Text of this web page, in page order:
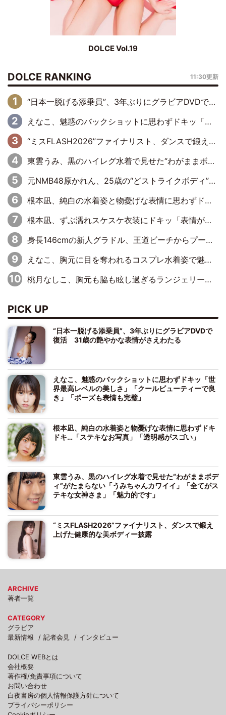
DOLCE Vol.19
DOLCE RANKING 11:30更新
“日本一脱げる添乗員”、3年ぶりにグラビアDVDで復活 31歳の艶やかな表情がさえわたる
えなこ、魅惑のバックショットに思わずドキッ「世界最高レベルの美しさ」「クールビューティーで良き」「ポーズも表情も完璧」
“ミスFLASH2026”ファイナリスト、ダンスで鍛え上げた健康的な美ボディー披露
東雲うみ、黒のハイレグ水着で見せた“わがままボディ”がたまらない「うみちゃんカワイイ」「全てがステキな女神さま」「魅力的です」
元NMB48原かれん、25歳の“どストライクボディ”をバリで解禁 169cmモデル体形で挑む初の本格グラビア
根本凪、純白の水着姿と物憂げな表情に思わずドキドキ…「ステキなお写真」「透明感がスゴい」
根本凪、ずぶ濡れスケスケ衣装にドキッ「表情が良過ぎる」「ねもちゃんの眼差しにドキドキが止まらない」
身長146cmの新人グラドル、王道ビーチからプールサイドそしてゴールドビキニまで…DVDデビュー作で躍動
えなこ、胸元に目を奪われるコスプレ水着姿で魅了「群を抜く美しさと華やかさ」「えなこりんの千咲は破壊力がスゴい」
桃月なしこ、胸元も脇も眩し過ぎるランジェリー＆ビキニ姿を披露「なしこたそ最強」「セクシーでゴージャスで大きなボリューム」
PICK UP
“日本一脱げる添乗員”、3年ぶりにグラビアDVDで
復活 31歳の艶やかな表情がさえわたる
えなこ、魅惑のバックショットに思わずドキッ「世
界最高レベルの美しさ」「クールビューティーで良
き」「ポーズも表情も完璧」
根本凪、純白の水着姿と物憂げな表情に思わずドキ
ドキ…「ステキなお写真」「透明感がスゴい」
東雲うみ、黒のハイレグ水着で見せた“わがままボデ
ィ”がたまらない「うみちゃんカワイイ」「全てがス
テキな女神さま」「魅力的です」
“ミスFLASH2026”ファイナリスト、ダンスで鍛え
上げた健康的な美ボディー披露
ARCHIVE
著者一覧
CATEGORY
グラビア
最新情報
記者会見 インタビュー
DOLCE WEBとは
会社概要
著作権/免責事項について
お問い合わせ
白夜書房の個人情報保護方針について
プライバシーポリシー